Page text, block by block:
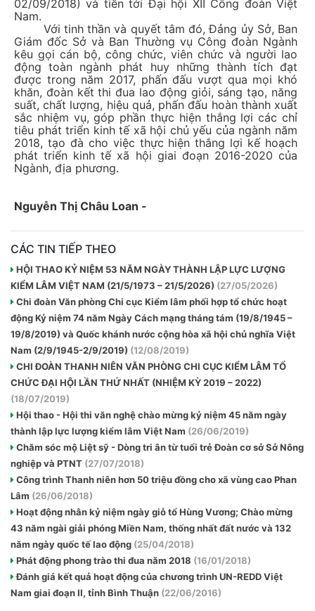
02/09/2018) và tiến tới Đại hội XII Công đoàn Việt
Nam.
Với tinh thần và quyết tâm đó, Đảng ủy Sở, Ban
Giám đốc Sở và Ban Thường vụ Công đoàn Ngành
kêu gọi cán bộ, công chức, viên chức và người lao
động toàn ngành phát huy những thành tích đạt
được trong năm 2017, phấn đấu vượt qua mọi khó
khăn, đoàn kết thi đua lao động giỏi, sáng tạo, năng
suất, chất lượng, hiệu quả, phấn đấu hoàn thành xuất
sắc nhiệm vụ, góp phần thực hiện thắng lợi các chỉ
tiêu phát triển kinh tế xã hội chủ yếu của ngành năm
2018, tạo đà cho việc thực hiện thắng lợi kế hoạch
phát triển kinh tế xã hội giai đoạn 2016-2020 của
Ngành, địa phương.
Nguyễn Thị Châu Loan -
CÁC TIN TIẾP THEO
HỘI THAO KỶ NIỆM 53 NĂM NGÀY THÀNH LẬP LỰC LƯỢNG
KIỂM LÂM VIỆT NAM (21/5/1973 – 21/5/2026) (27/05/2026)
Chi đoàn Văn phòng Chi cục Kiểm lâm phối hợp tổ chức hoạt
động Kỷ niệm 74 năm Ngày Cách mạng tháng tám (19/8/1945 –
19/8/2019) và Quốc khánh nước cộng hòa xã hội chủ nghĩa Việt
Nam (2/9/1945-2/9/2019) (12/08/2019)
CHI ĐOÀN THANH NIÊN VĂN PHÒNG CHI CỤC KIỂM LÂM TỔ
CHỨC ĐẠI HỘI LẦN THỨ NHẤT (NHIỆM KỲ 2019 – 2022)
(18/07/2019)
Hội thao - Hội thi văn nghệ chào mừng kỷ niệm 45 năm ngày
thành lập lực lượng kiểm lâm Việt Nam (26/06/2019)
Chăm sóc mộ Liệt sỹ - Dòng tri ân từ tuổi trẻ Đoàn cơ sở Sở Nông
nghiệp và PTNT (27/07/2018)
Công trình Thanh niên hơn 50 triệu đồng cho xã vùng cao Phan
Lâm (26/06/2018)
Hoạt động nhân kỷ niệm ngày giỗ tổ Hùng Vương; Chào mừng
43 năm ngài giải phóng Miền Nam, thống nhất đất nước và 132
năm ngày quốc tế lao động (25/04/2018)
Phát động phong trào thi đua năm 2018 (16/01/2018)
Đánh giá kết quả hoạt động của chương trình UN-REDD Việt
Nam giai đoạn II, tỉnh Bình Thuận (22/06/2016)